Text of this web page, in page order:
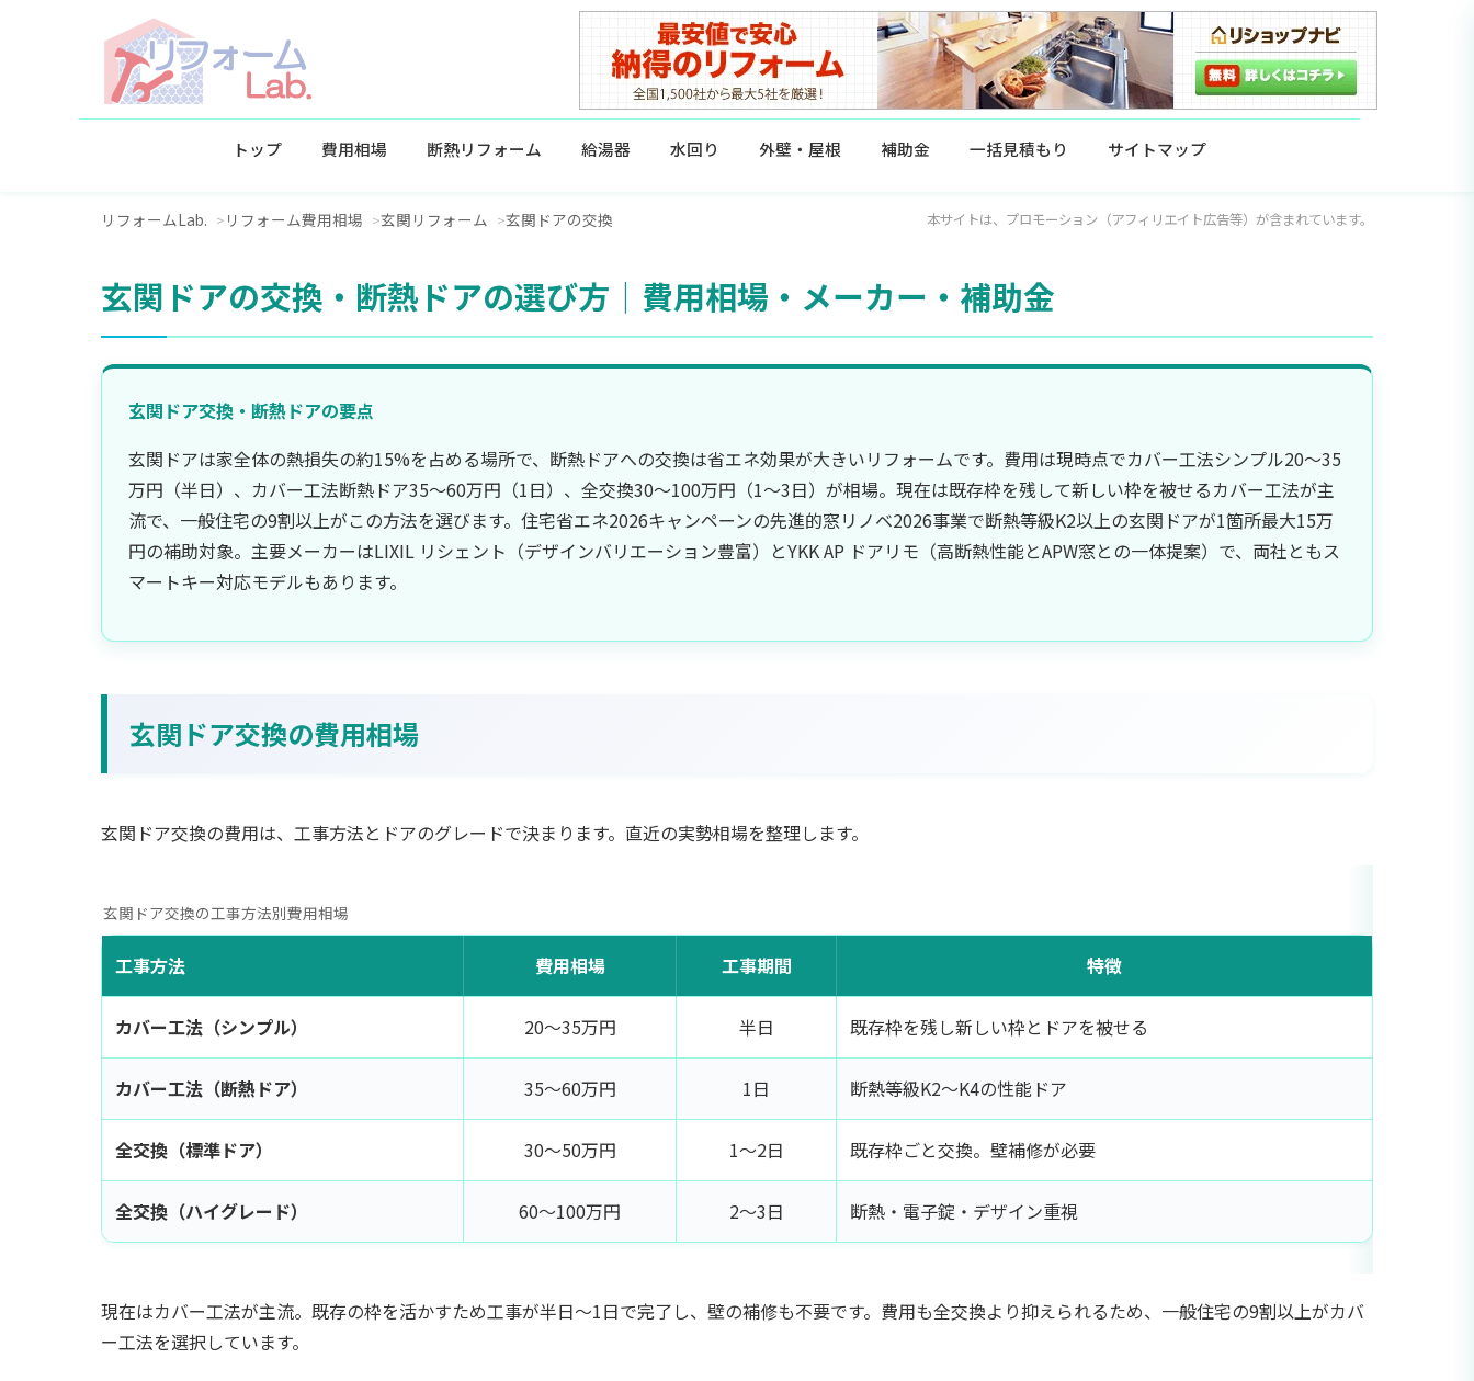
トップ 費用相場 断熱リフォーム 給湯器 水回り 外壁・屋根 補助金 一括見積もり サイトマップ
リフォームLab. リフォーム費用相場 玄関リフォーム 玄関ドアの交換 本サイトは、プロモーション（アフィリエイト広告等）が含まれています。
玄関ドアの交換・断熱ドアの選び方｜費用相場・メーカー・補助金
玄関ドア交換・断熱ドアの要点
玄関ドアは家全体の熱損失の約15%を占める場所で、断熱ドアへの交換は省エネ効果が大きいリフォームです。費用は現時点でカバー工法シンプル20〜35
万円（半日）、カバー工法断熱ドア35〜60万円（1日）、全交換30〜100万円（1〜3日）が相場。現在は既存枠を残して新しい枠を被せるカバー工法が主
流で、一般住宅の9割以上がこの方法を選びます。住宅省エネ2026キャンペーンの先進的窓リノベ2026事業で断熱等級K2以上の玄関ドアが1箇所最大15万
円の補助対象。主要メーカーはLIXIL リシェント（デザインバリエーション豊富）とYKK AP ドアリモ（高断熱性能とAPW窓との一体提案）で、両社ともス
マートキー対応モデルもあります。
玄関ドア交換の費用相場
玄関ドア交換の費用は、工事方法とドアのグレードで決まります。直近の実勢相場を整理します。
玄関ドア交換の工事方法別費用相場
工事方法 費用相場 工事期間 特徴
カバー工法（シンプル） 20〜35万円 半日 既存枠を残し新しい枠とドアを被せる
カバー工法（断熱ドア） 35〜60万円 1日 断熱等級K2〜K4の性能ドア
全交換（標準ドア） 30〜50万円 1〜2日 既存枠ごと交換。壁補修が必要
全交換（ハイグレード） 60〜100万円 2〜3日 断熱・電子錠・デザイン重視
現在はカバー工法が主流。既存の枠を活かすため工事が半日〜1日で完了し、壁の補修も不要です。費用も全交換より抑えられるため、一般住宅の9割以上がカバ
ー工法を選択しています。